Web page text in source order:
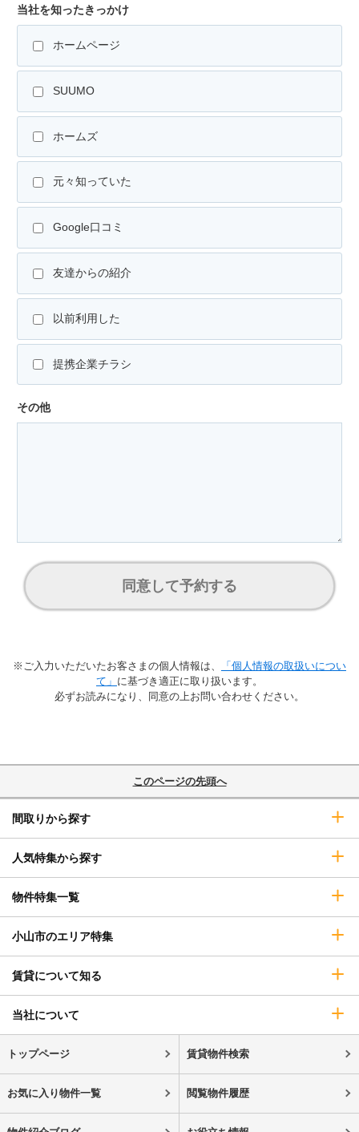
当社を知ったきっかけ
ホームページ
SUUMO
ホームズ
元々知っていた
Google口コミ
友達からの紹介
以前利用した
提携企業チラシ
その他
同意して予約する
※ご入力いただいたお客さまの個人情報は、
「個人情報の取扱いについ
て」 に基づき適正に取り扱います。
必ずお読みになり、同意の上お問い合わせください。
このページの先頭へ
間取りから探す
人気特集から探す
物件特集一覧
小山市のエリア特集
賃貸について知る
当社について
トップページ 賃貸物件検索
お気に入り物件一覧 閲覧物件履歴